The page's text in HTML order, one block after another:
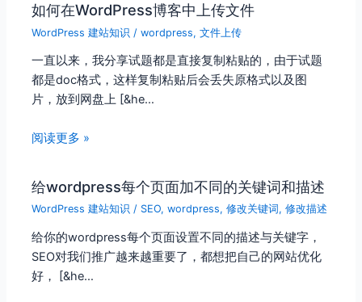
如何在WordPress博客中上传文件
WordPress 建站知识 /wordpress,文件上传
一直以来，我分享试题都是直接复制粘贴的，由于试题
都是doc格式，这样复制粘贴后会丢失原格式以及图
片，放到网盘上 [&he…
阅读更多 »
给wordpress每个页面加不同的关键词和描述
WordPress 建站知识 / SEO,wordpress,修改关键词 ,修改描述
给你的wordpress每个页面设置不同的描述与关键字，
SEO对我们推广越来越重要了，都想把自己的网站优化
好， [&he…